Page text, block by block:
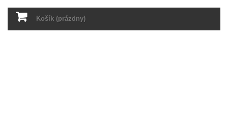
Košík (prázdny)